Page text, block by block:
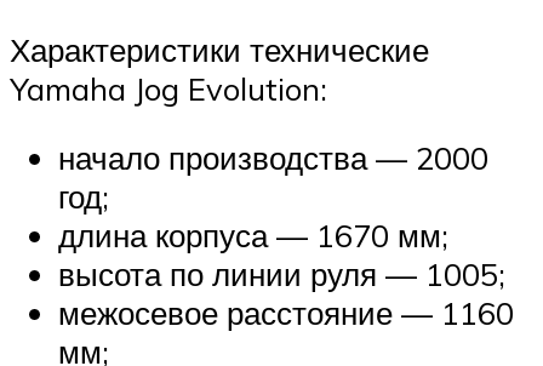
Характеристики технические
Yamaha Jog Evolution:
начало производства — 2000
год;
длина корпуса — 1670 мм;
высота по линии руля — 1005;
межосевое расстояние — 1160
мм;